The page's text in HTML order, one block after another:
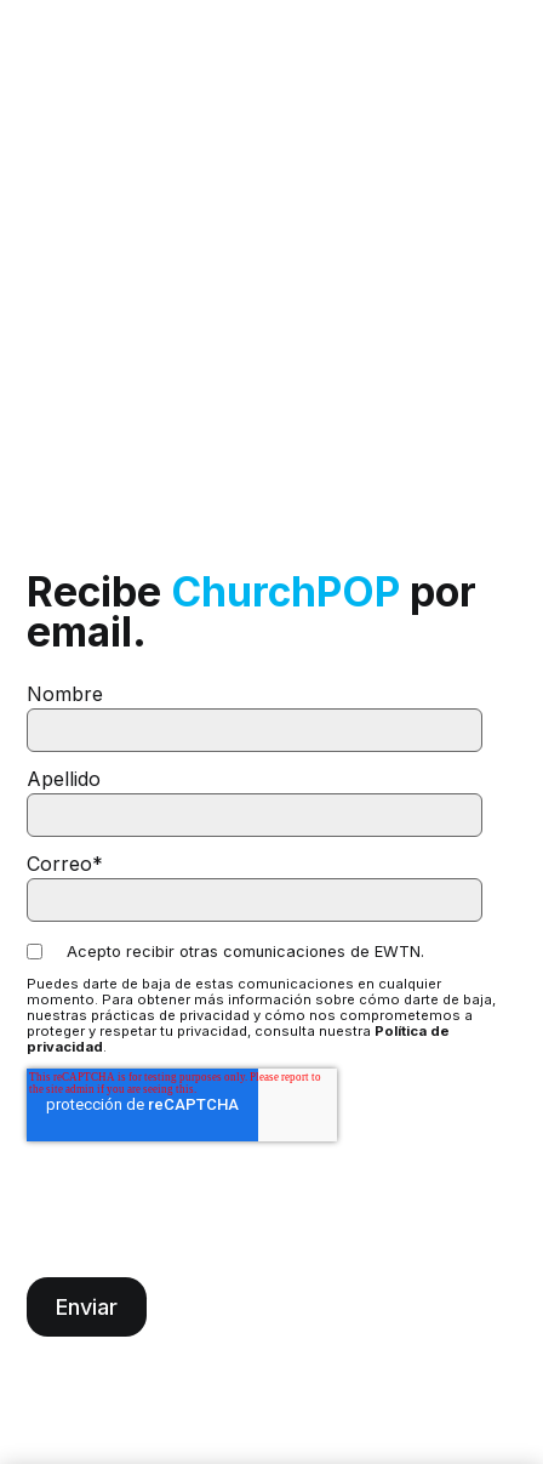
Recibe ChurchPOP por
email.
Nombre
Apellido
Correo*
Acepto recibir otras comunicaciones de EWTN.
Puedes darte de baja de estas comunicaciones en cualquier
momento. Para obtener más información sobre cómo darte de baja,
nuestras prácticas de privacidad y cómo nos comprometemos a
proteger y respetar tu privacidad, consulta nuestra Política de
privacidad.